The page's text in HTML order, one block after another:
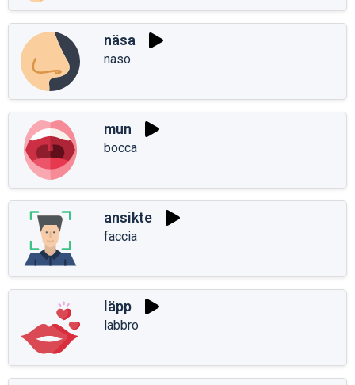
näsa
naso
mun
bocca
ansikte
faccia
läpp
labbro